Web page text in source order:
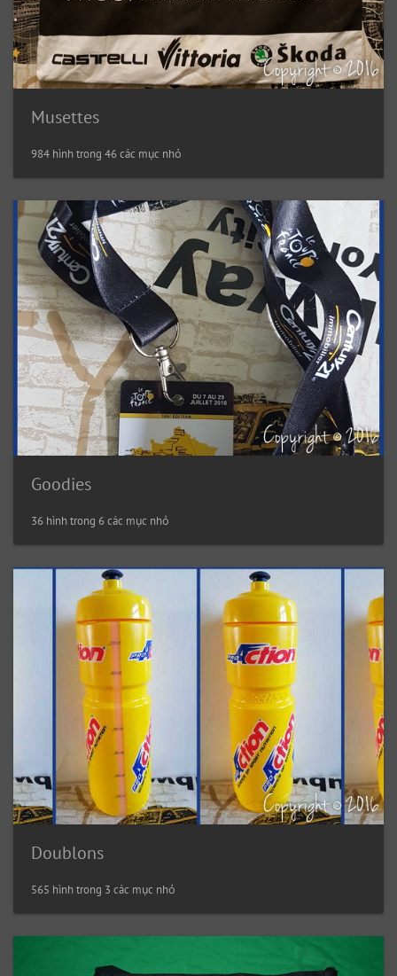
Musettes
984 hình trong 46 các mục nhỏ
Goodies
36 hình trong 6 các mục nhỏ
Doublons
565 hình trong 3 các mục nhỏ